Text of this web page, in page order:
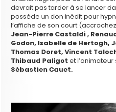
devrait pas tarder à se lancer
possède un don inédit pour
l’affiche de son court
Jean-Pierre Castaldi ,
Godon, Isabelle de Hertogh,
Thomas Doret, Vincent
Thibaud Paligot et l’animateur
Sébastien Cauet.